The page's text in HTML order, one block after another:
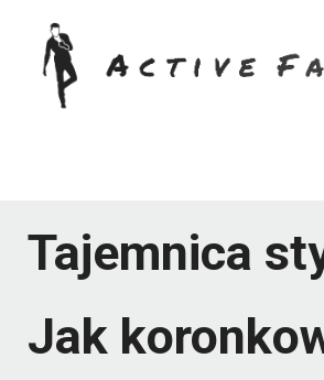
Przejdź
Tajemnica
Jak